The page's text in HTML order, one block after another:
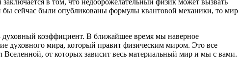
сейчас были опубликованы формулы квантовой механики, то мир
коэффициент. В ближайшее время мы наверное
духовного мира, который правит физическим миром. Это все
Вселенной, от которых зависит весь материальный мир и мы с вами.